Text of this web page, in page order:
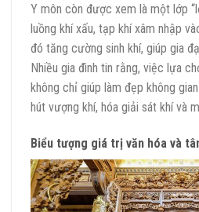
Y môn còn được xem là một lớp
luồng khí xấu, tạp khí xâm nhập
đó tăng cường sinh khí, giúp gia
Nhiều gia đình tin rằng, việc lựa
không chỉ giúp làm đẹp không
hút vượng khí, hóa giải sát khí và
Biểu tượng giá trị văn hóa và